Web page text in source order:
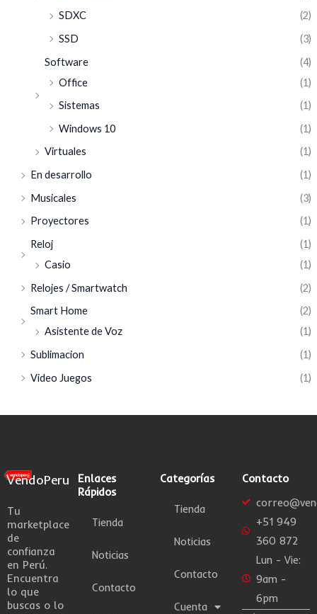
SDXC
(2)
SSD
(3)
Software
(4)
Office
(1)
Sistemas
(1)
Windows 10
(1)
Virtuales
(1)
En desarrollo
(1)
Musicales
(3)
Proyectores
(1)
Reloj
(1)
Casio
(1)
Relojes / Smartwatch
(2)
Smart Home
(2)
Asistente de Voz
(1)
Sublimacion
(1)
Video Juegos
(1)
VendoPeru
Tu
marketplace
de
confianza
en Perú.
Encuentra
lo que
buscas o lo
Enlaces
Rápidos
Tienda
Noticias
Contacto
Categorías
Tienda
Noticias
Contacto
Cuenta
Contacto
+51 949
360 872
Lun - Vie:
9am -
6pm